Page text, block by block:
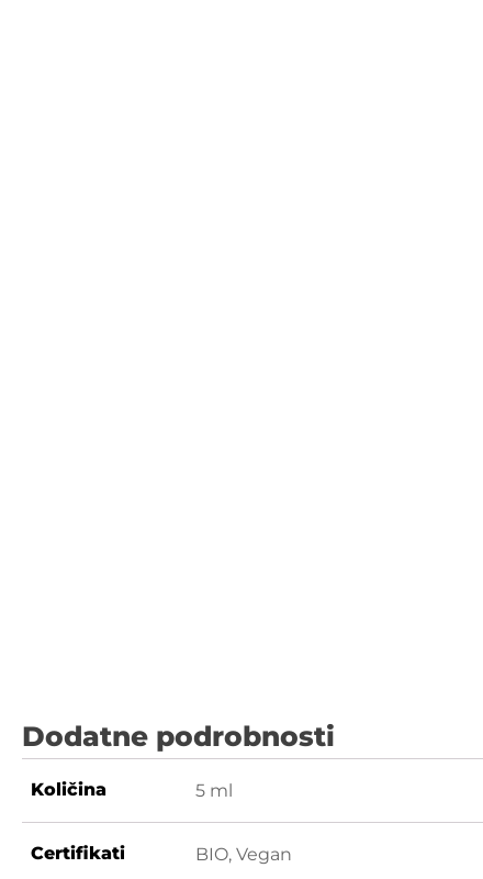
Dodatne podrobnosti
Količina 5 ml
Certifikati BIO, Vegan